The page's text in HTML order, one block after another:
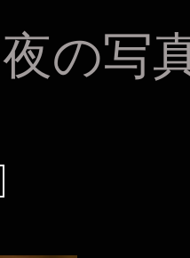
の写